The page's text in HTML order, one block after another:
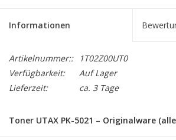
Informationen
Artikelnummer::
1T02Z00UT0
Verfügbarkeit:
Auf Lager
Lieferzeit:
ca. 3 Tage
Toner UTAX PK-5021 – Originalware